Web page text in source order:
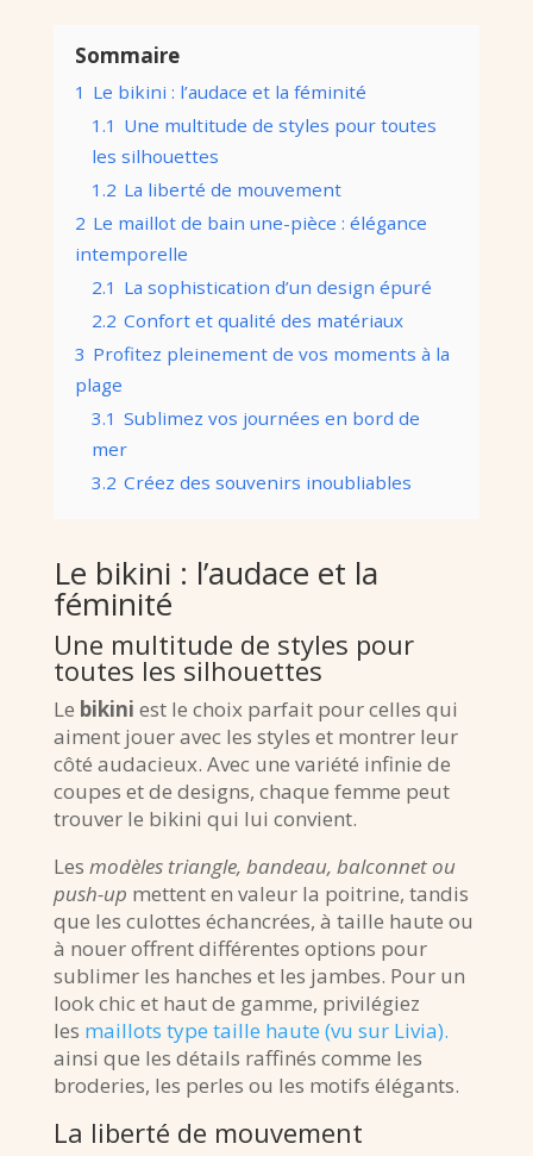
Sommaire
1 Le bikini : l’audace et la féminité
1.1 Une multitude de styles pour toutes
les silhouettes
1.2 La liberté de mouvement
2 Le maillot de bain une-pièce : élégance
intemporelle
2.1 La sophistication d’un design épuré
2.2 Confort et qualité des matériaux
3 Profitez pleinement de vos moments à la
plage
3.1 Sublimez vos journées en bord de
mer
3.2 Créez des souvenirs inoubliables
Le bikini : l’audace et la
féminité
Une multitude de styles pour
toutes les silhouettes
Le bikini est le choix parfait pour celles qui
aiment jouer avec les styles et montrer leur
côté audacieux. Avec une variété infinie de
coupes et de designs, chaque femme peut
trouver le bikini qui lui convient.
Les modèles triangle, bandeau, balconnet ou
push-up mettent en valeur la poitrine, tandis
que les culottes échancrées, à taille haute ou
à nouer offrent différentes options pour
sublimer les hanches et les jambes. Pour un
look chic et haut de gamme, privilégiez
les maillots type taille haute (vu sur Livia).
ainsi que les détails raffinés comme les
broderies, les perles ou les motifs élégants.
La liberté de mouvement